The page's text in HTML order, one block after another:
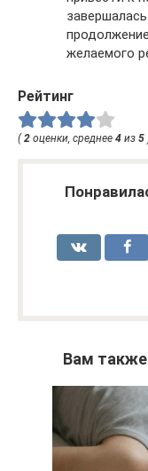
желаемого
Рейтинг
(2 оценки, среднее 4 из 5
Вам